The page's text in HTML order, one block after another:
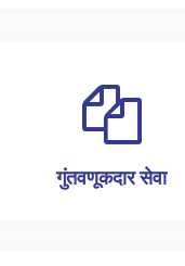
गुंतवणूकदार सेवा